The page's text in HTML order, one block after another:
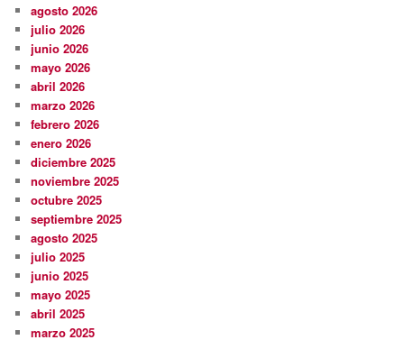
agosto 2026
julio 2026
junio 2026
mayo 2026
abril 2026
marzo 2026
febrero 2026
enero 2026
diciembre 2025
noviembre 2025
octubre 2025
septiembre 2025
agosto 2025
julio 2025
junio 2025
mayo 2025
abril 2025
marzo 2025